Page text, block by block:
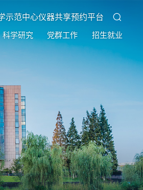
示范中心仪器共享预约平台
科学研究 党群工作 招生就业